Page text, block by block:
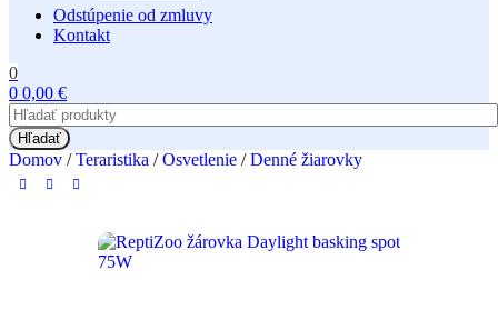
Odstúpenie od zmluvy
Kontakt
0
0 0,00 €
Hľadať
Domov / Teraristika / Osvetlenie / Denné žiarovky